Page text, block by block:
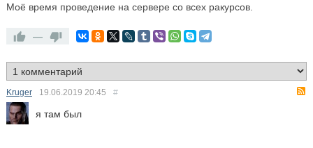
Моё время проведение на сервере со всех ракурсов.
—
Kruger 19.06.2019 20:45 #
я там был